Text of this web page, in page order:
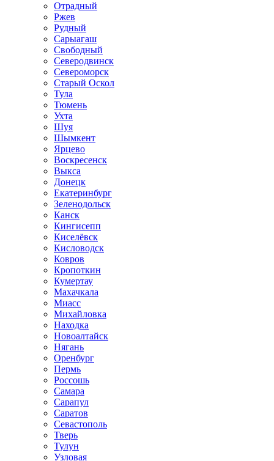
Отрадный
Ржев
Рудный
Сарыагаш
Свободный
Северодвинск
Североморск
Старый Оскол
Тула
Тюмень
Ухта
Шуя
Шымкент
Ярцево
Воскресенск
Выкса
Донецк
Екатеринбург
Зеленодольск
Канск
Кингисепп
Киселёвск
Кисловодск
Ковров
Кропоткин
Кумертау
Махачкала
Миасс
Михайловка
Находка
Новоалтайск
Нягань
Оренбург
Пермь
Россошь
Самара
Сарапул
Саратов
Севастополь
Тверь
Тулун
Узловая